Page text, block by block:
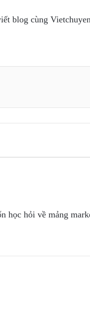
blog cùng
ế học hỏi về mảng